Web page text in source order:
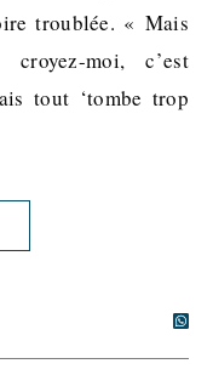
troublée. « Mais
moi, c’est
tout ‘tombe trop